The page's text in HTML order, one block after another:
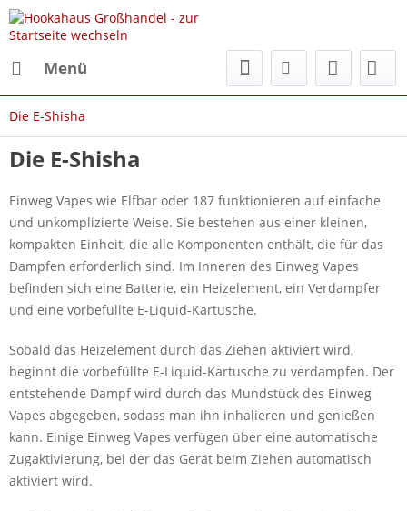
Menü
Die E-Shisha
Die E-Shisha
Einweg Vapes wie Elfbar oder 187 funktionieren auf einfache
und unkomplizierte Weise. Sie bestehen aus einer kleinen,
kompakten Einheit, die alle Komponenten enthält, die für das
Dampfen erforderlich sind. Im Inneren des Einweg Vapes
befinden sich eine Batterie, ein Heizelement, ein Verdampfer
und eine vorbefüllte E-Liquid-Kartusche.
Sobald das Heizelement durch das Ziehen aktiviert wird,
beginnt die vorbefüllte E-Liquid-Kartusche zu verdampfen. Der
entstehende Dampf wird durch das Mundstück des Einweg
Vapes abgegeben, sodass man ihn inhalieren und genießen
kann. Einige Einweg Vapes verfügen über eine automatische
Zugaktivierung, bei der das Gerät beim Ziehen automatisch
aktiviert wird.